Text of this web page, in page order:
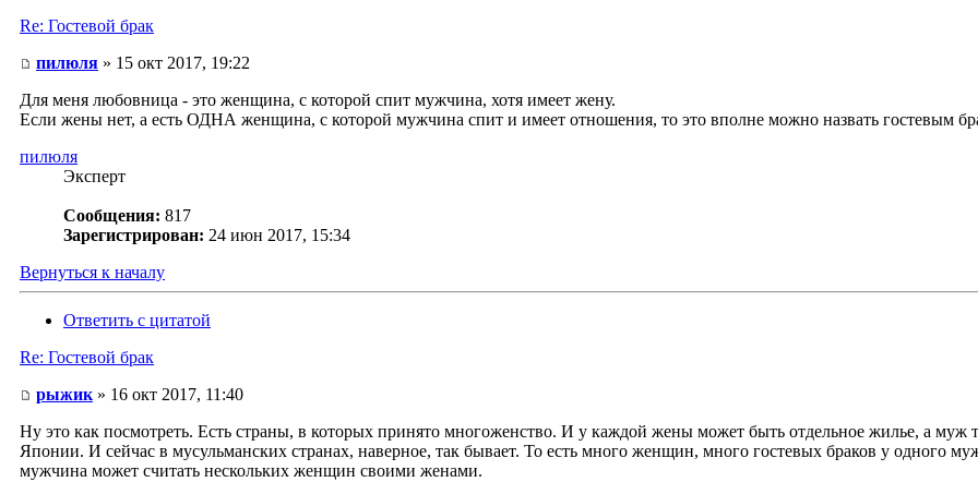
Re: Гостевой брак
пилюля » 15 окт 2017, 19:22
Для меня любовница - это женщина, с которой спит мужчина, хотя имеет жену.
Если жены нет, а есть ОДНА женщина, с которой мужчина спит и имеет отношения, то это вполне можно назвать гостевым
пилюля
Эксперт
Сообщения: 817
Зарегистрирован: 24 июн 2017, 15:34
Вернуться к началу
Ответить с цитатой
Re: Гостевой брак
рыжик » 16 окт 2017, 11:40
Ну это как посмотреть. Есть страны, в которых принято многоженство. И у каждой жены может быть отдельное жилье, а
Японии. И сейчас в мусульманских странах, наверное, так бывает. То есть много женщин, много гостевых браков у одного
мужчина может считать нескольких женщин своими женами.